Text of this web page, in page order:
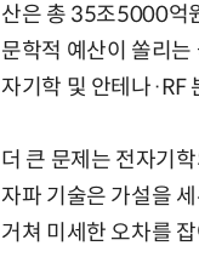
산은 총 35조5000억
문학적 예산이 쏠리
자기학 및 안테나·RF
더 큰 문제는 전자기
자파 기술은 가설을
거쳐 미세한 오차를